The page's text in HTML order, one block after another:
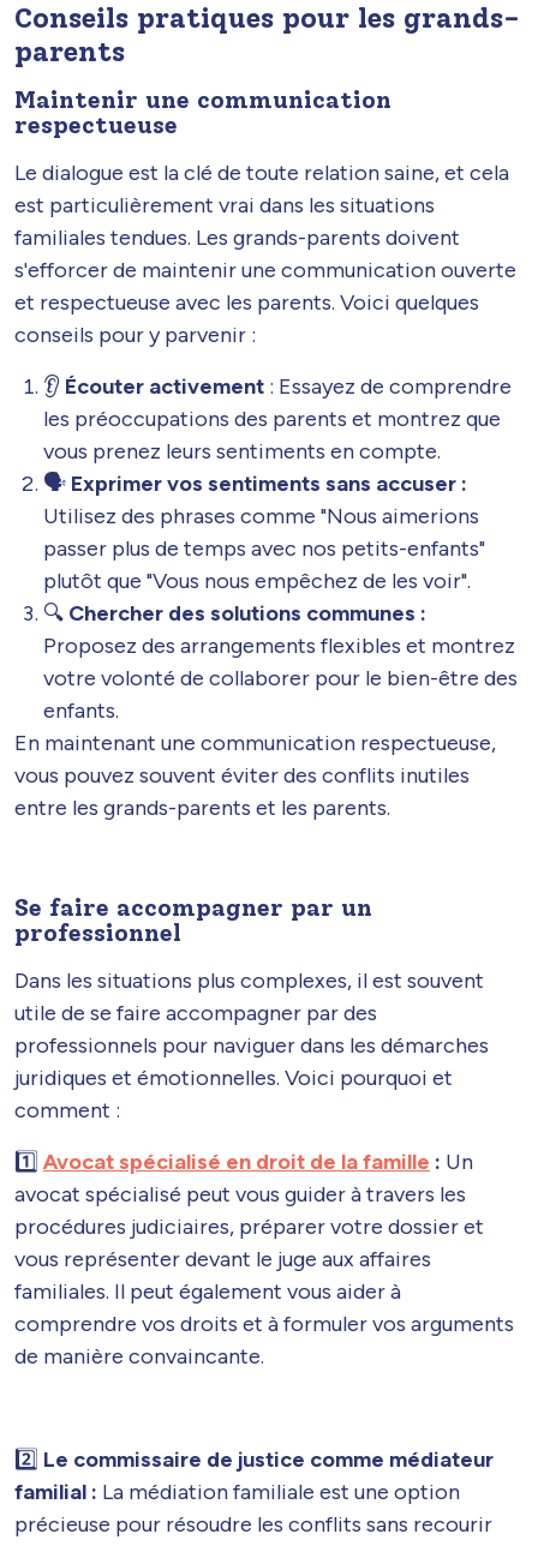
Conseils pratiques pour les grands-
parents
Maintenir une communication
respectueuse
Le dialogue est la clé de toute relation saine, et cela
est particulièrement vrai dans les situations
familiales tendues. Les grands-parents doivent
s'efforcer de maintenir une communication ouverte
et respectueuse avec les parents. Voici quelques
conseils pour y parvenir :
👂 Écouter activement : Essayez de comprendre
les préoccupations des parents et montrez que
vous prenez leurs sentiments en compte.
🗣️ Exprimer vos sentiments sans accuser :
Utilisez des phrases comme "Nous aimerions
passer plus de temps avec nos petits-enfants"
plutôt que "Vous nous empêchez de les voir".
🔍 Chercher des solutions communes :
Proposez des arrangements flexibles et montrez
votre volonté de collaborer pour le bien-être des
enfants.
En maintenant une communication respectueuse,
vous pouvez souvent éviter des conflits inutiles
entre les grands-parents et les parents.
Se faire accompagner par un
professionnel
Dans les situations plus complexes, il est souvent
utile de se faire accompagner par des
professionnels pour naviguer dans les démarches
juridiques et émotionnelles. Voici pourquoi et
comment :
1️⃣ ​Avocat spécialisé en droit de la famille : Un
avocat spécialisé peut vous guider à travers les
procédures judiciaires, préparer votre dossier et
vous représenter devant le juge aux affaires
familiales. Il peut également vous aider à
comprendre vos droits et à formuler vos arguments
de manière convaincante.
2️⃣ Le commissaire de justice comme médiateur
familial : La médiation familiale est une option
précieuse pour résoudre les conflits sans recourir